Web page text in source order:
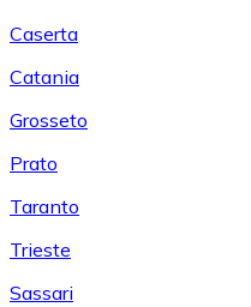
Caserta
Catania
Grosseto
Prato
Taranto
Trieste
Sassari